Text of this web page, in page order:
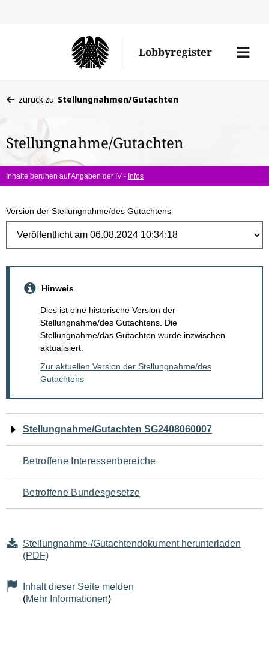
Lobbyregister
Menü
befinden
hier:
zurück zu: Stellungnahmen/Gutachten
Stellungnahme/Gutachten
Inhalte beruhen auf Angaben der IV - Infos
Version der Stellungnahme/des Gutachtens
Hinweis
Dies ist eine historische Version der
Stellungnahme/des Gutachtens. Die
Stellungnahme/das Gutachten wurde inzwischen
aktualisiert.
Zur aktuellen Version der Stellungnahme/des
Gutachtens
Navigation
für
den
Seiteninhalt
Stellungnahme/Gutachten SG2408060007
Betroffene Interessenbereiche
Betroffene Bundesgesetze
Stellungnahme-/Gutachtendokument herunterladen
(PDF)
Inhalt dieser Seite melden
(Mehr Informationen)